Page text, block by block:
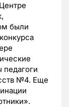
были
№4. Еще